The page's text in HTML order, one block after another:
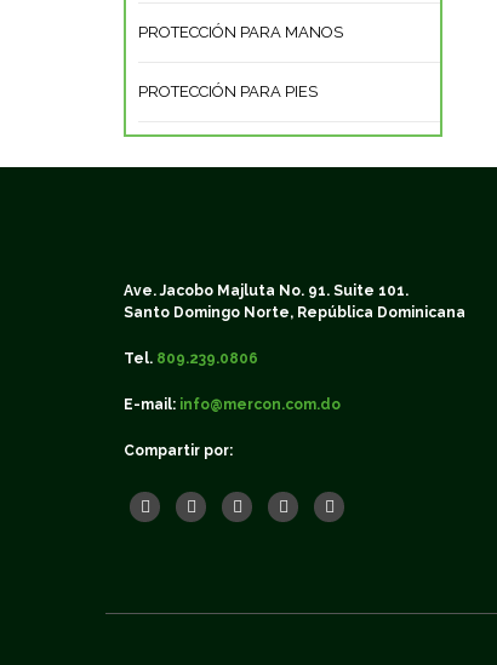
PROTECCIÓN PARA MANOS
PROTECCIÓN PARA PIES
Ave. Jacobo Majluta No. 91. Suite 101.
Santo Domingo Norte, República Dominicana
Tel. 809.239.0806
E-mail: info@mercon.com.do
Compartir por: